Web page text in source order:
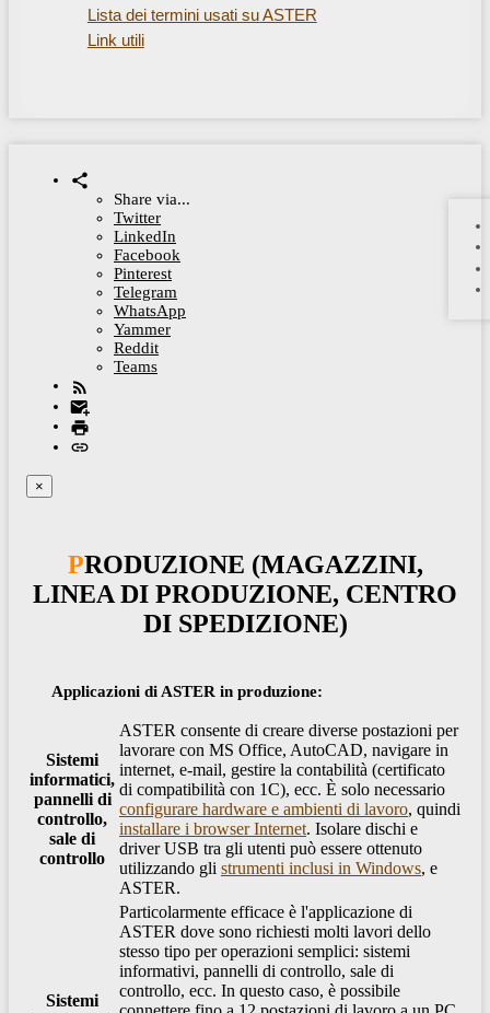
Lista dei termini usati su ASTER
Link utili
Share via...
Twitter
LinkedIn
Facebook
Pinterest
Telegram
WhatsApp
Yammer
Reddit
Teams
×
PRODUZIONE (MAGAZZINI,
LINEA DI PRODUZIONE, CENTRO
DI SPEDIZIONE)
Applicazioni di ASTER in produzione:
Sistemi
informatici,
pannelli di
controllo,
sale di
controllo
ASTER consente di creare diverse postazioni per
lavorare con MS Office, AutoCAD, navigare in
internet, e-mail, gestire la contabilità (certificato
di compatibilità con 1C), ecc. È solo necessario
configurare hardware e ambienti di lavoro, quindi
installare i browser Internet. Isolare dischi e
driver USB tra gli utenti può essere ottenuto
utilizzando gli strumenti inclusi in Windows, e
ASTER.
Sistemi
Particolarmente efficace è l'applicazione di
ASTER dove sono richiesti molti lavori dello
stesso tipo per operazioni semplici: sistemi
informativi, pannelli di controllo, sale di
controllo, ecc. In questo caso, è possibile